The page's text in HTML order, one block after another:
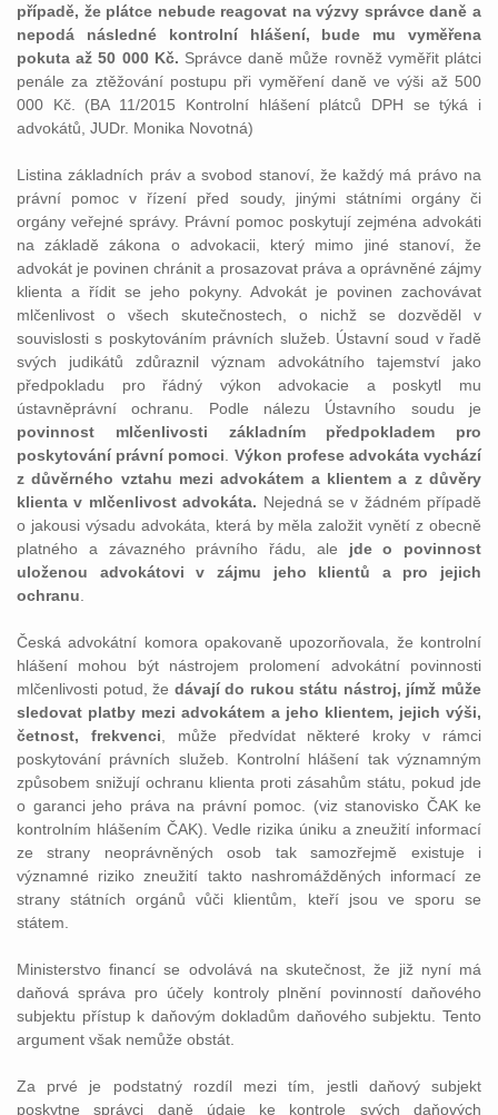
případě, že plátce nebude reagovat na výzvy správce daně a
nepodá následné kontrolní hlášení, bude mu vyměřena
pokuta až 50 000 Kč. Správce daně může rovněž vyměřit plátci
penále za ztěžování postupu při vyměření daně ve výši až 500
000 Kč. (BA 11/2015 Kontrolní hlášení plátců DPH se týká i
advokátů, JUDr. Monika Novotná)
Listina základních práv a svobod stanoví, že každý má právo na
právní pomoc v řízení před soudy, jinými státními orgány či
orgány veřejné správy. Právní pomoc poskytují zejména advokáti
na základě zákona o advokacii, který mimo jiné stanoví, že
advokát je povinen chránit a prosazovat práva a oprávněné zájmy
klienta a řídit se jeho pokyny. Advokát je povinen zachovávat
mlčenlivost o všech skutečnostech, o nichž se dozvěděl v
souvislosti s poskytováním právních služeb. Ústavní soud v řadě
svých judikátů zdůraznil význam advokátního tajemství jako
předpokladu pro řádný výkon advokacie a poskytl mu
ústavněprávní ochranu. Podle nálezu Ústavního soudu je
povinnost mlčenlivosti základním předpokladem pro
poskytování právní pomoci
Výkon profese advokáta vychází
z důvěrného vztahu mezi advokátem a klientem a z důvěry
klienta v mlčenlivost advokáta. Nejedná se v žádném případě
o jakousi výsadu advokáta, která by měla založit vynětí z obecně
platného a závazného právního řádu, ale jde o povinnost
uloženou advokátovi v zájmu jeho klientů a pro jejich
ochranu
Česká advokátní komora opakovaně upozorňovala, že kontrolní
hlášení mohou být nástrojem prolomení advokátní povinnosti
mlčenlivosti potud, že dávají do rukou státu nástroj, jímž může
sledovat platby mezi advokátem a jeho klientem, jejich výši,
četnost, frekvenci , může předvídat některé kroky v rámci
poskytování právních služeb. Kontrolní hlášení tak významným
způsobem snižují ochranu klienta proti zásahům státu, pokud jde
o garanci jeho práva na právní pomoc. (viz stanovisko ČAK ke
kontrolním hlášením ČAK). Vedle rizika úniku a zneužití informací
ze strany neoprávněných osob tak samozřejmě existuje i
významné riziko zneužití takto nashromážděných informací ze
strany státních orgánů vůči klientům, kteří jsou ve sporu se
státem.
Ministerstvo financí se odvolává na skutečnost, že již nyní má
daňová správa pro účely kontroly plnění povinností daňového
subjektu přístup k daňovým dokladům daňového subjektu. Tento
argument však nemůže obstát.
Za prvé je podstatný rozdíl mezi tím, jestli daňový subjekt
poskytne správci daně údaje ke kontrole svých daňových